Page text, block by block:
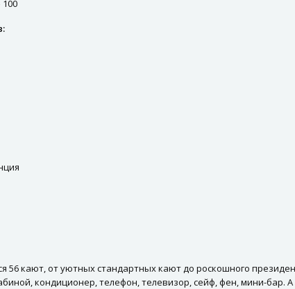
56 кают, от уютных стандартных кают до роскошного
кондиционер, телефон, телевизор, сейф, фен, мини-бар.